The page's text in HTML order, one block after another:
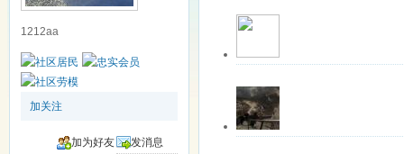
1212aa
加关注
加为好友
发消息
该用户暂无签名
该用户暂无签名
更多操作